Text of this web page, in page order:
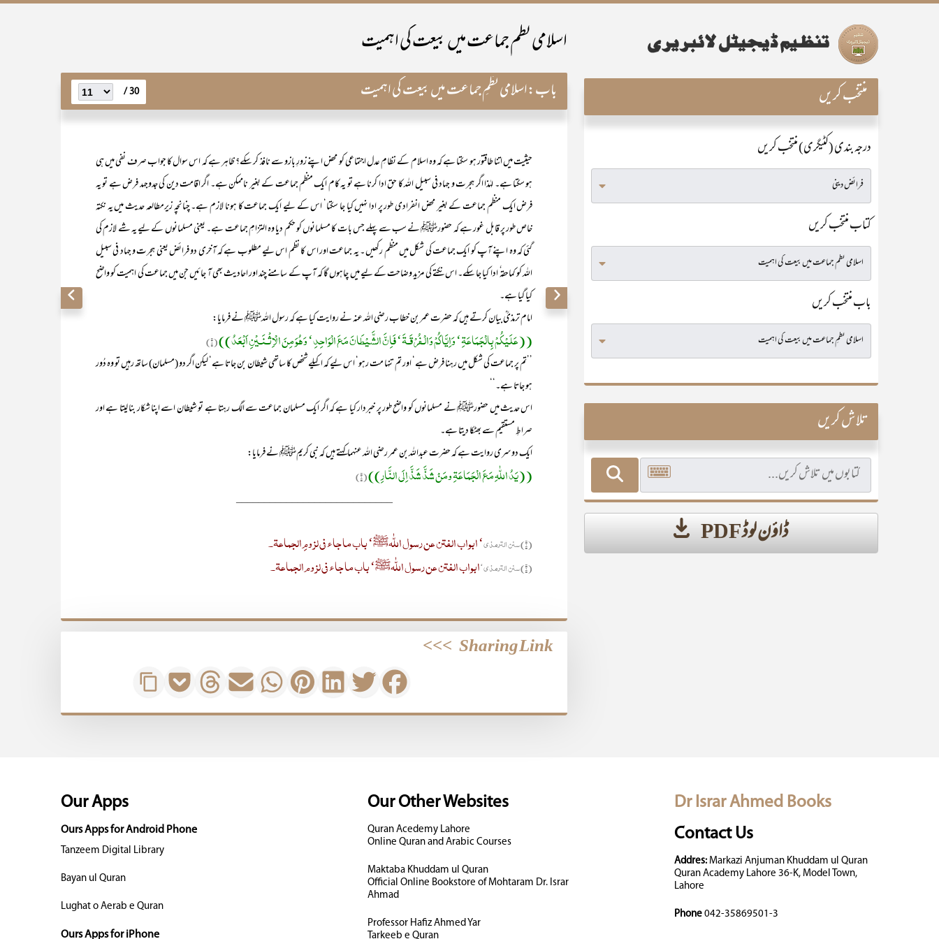
اسلامی نظم جماعت میں بیعت کی اہمیت
باب:اسلامی نظمِ جماعت میں بیعت کی اہمیت 30 /
حیثیت میں اتنا طاقتور ہو سکتا ہے کہ وہ اسلام کے نظامِ عدل اجتماعی کو محض اپنے زورِ بازو سے نافذ کر سکے؟ ظاہر ہے کہ اس سوال کا جواب صرف نفی میں ہی
ہو سکتا ہے۔ لہٰذا اگر ہجرت و جہاد فی سبیل اللہ کا حق ادا کرنا ہے تو یہ کام ایک منظم جماعت کے بغیر ناممکن ہے۔ اگر اقامت دین کی جدوجہد فرض ہے تو یہ
فرض ایک منظم جماعت کے بغیر محض انفرادی طور پر ادا نہیں کیا جا سکتا‘ اس کے لیے ایک جماعت کا ہونا لازم ہے۔ چنانچہ زیرمطالعہ حدیث میں یہ نکتہ
خاص طور پر قابل غور ہے کہ حضورﷺ نے سب سے پہلے جس بات کا مسلمانوں کو حکم دیا وہ التزامِ جماعت ہے۔ یعنی مسلمانوں کے لیے یہ شے لازم کی
گئی کہ وہ اپنے آپ کو ایک جماعت کی شکل میں منظم رکھیں ۔ یہ جماعت اور اس کا نظم اس لیے مطلوب ہے کہ آخری دو فرائض یعنی ہجرت و جہاد فی سبیل
اللہ کو کماحقہ ٗ ادا کیا جا سکے۔ اس نکتے کی مزید وضاحت کے لیے میں چاہوں گا کہ آپ کے سامنے چند اور احادیث بھی آ جائیں جن میں جماعت کی اہمیت کو واضح
کیا گیا ہے۔
امام ترمذیؒ بیان کرتے ہیں کہ حضرت عمر بن خطاب رضی اللہ عنہ نے روایت کیا ہے کہ رسول اللہﷺ نے فرمایا:
((عَلَیْکُمْ بِالْجَمَاعَۃِ‘ وَاِیَّاکُمْ وَالْـفُرْقَـۃَ‘ فَاِنَّ الشَّیْطَانَ مَعَ الْوَاحِدِ‘ وَھُوَ مِنَ الْاِثْـنَـیْنِ اَبْعَدُ))(۱)
’’تم پر جماعت کی شکل میں رہنا فرض ہے‘ اور تم تنہا مت رہو‘ اس لیے کہ اکیلے شخص کا ساتھی شیطان بن جاتا ہے‘ لیکن اگر دو (مسلمان) ساتھ رہیں تو وہ دُور
ہو جاتا ہے۔‘‘
اس حدیث میں حضورﷺ نے مسلمانوں کو واضح طور پر خبردار کیا ہے کہ اگر ایک مسلمان جماعت سے الگ رہتا ہے تو شیطان اسے اپنا شکار بنا لیتا ہے اور
صراطِ مستقیم سے بھٹکا دیتا ہے۔
ایک دوسری روایت ہے کہ حضرت عبداللہ بن عمر رضی اللہ عنہماکہتے ہیں کہ نبی کریمﷺ نے فرمایا:
((یَدُ اللّٰہِ مَعَ الْجَمَاعَۃِ ومَنْ شَذَّ شَذَّ اِلَی النَّارِ))(۲)
____________________________
(۱) سنن الترمذی ‘ ابواب الفتن عن رسول اللّٰہﷺ‘ باب ما جاء فی لزومِ الجماعۃ۔
(۲) سنن الترمذی‘ ابواب الفتن عن رسول اللّٰہﷺ‘ باب ما جاء فی لزوم الجماعۃ۔
Sharing Link
>>>
منتخب کریں
درجہ بندی (کٹیگری) منتخب کریں
کتاب منتخب کریں
باب منتخب کریں
تلاش کریں
ڈاؤن لوڈ PDF
Dr Israr Ahmed Books
Contact Us
Addres:Markazi Anjuman Khuddam ul Quran
Quran Academy Lahore 36-K, Model Town,
Lahore
Phone 042-35869501-3
Our Other Websites
Quran Acedemy Lahore
Online Quran and Arabic Courses
Maktaba Khuddam ul Quran
Official Online Bookstore of Mohtaram Dr. Israr
Ahmad
Professor Hafiz Ahmed Yar
Tarkeeb e Quran
Our Apps
Ours Apps for Android Phone
Tanzeem Digital Library
Bayan ul Quran
Lughat o Aerab e Quran
Ours Apps for iPhone